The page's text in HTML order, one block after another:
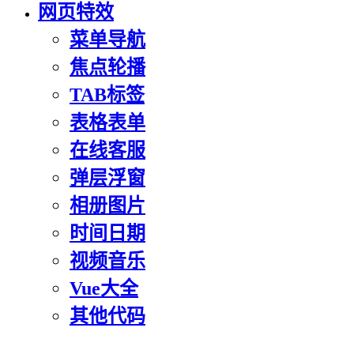
网页特效
菜单导航
焦点轮播
TAB标签
表格表单
在线客服
弹层浮窗
相册图片
时间日期
视频音乐
Vue大全
其他代码